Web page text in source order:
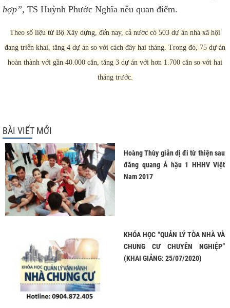
hợp”, TS Huỳnh Phước Nghĩa nêu quan điểm.
Theo số liệu từ Bộ Xây dựng, đến nay, cả nước có 503 dự án nhà xã hội
đang triển khai, tăng 4 dự án so với cách đây hai tháng. Trong đó, 75 dự án
hoàn thành với gần 40.000 căn, tăng 3 dự án với hơn 1.700 căn so với hai
tháng trước.
BÀI VIẾT MỚI
Hoàng Thùy giản dị đi từ thiện sau
đăng quang Á hậu 1 HHHV Việt
Nam 2017
KHÓA HỌC “QUẢN LÝ TÒA NHÀ VÀ
CHUNG CƯ CHUYÊN NGHIỆP”
(KHAI GIẢNG: 25/07/2020)